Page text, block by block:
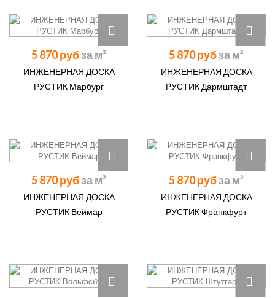
5 870 руб
ИНЖЕНЕРНАЯ ДОСКА
РУСТИК Марбург
5 870 руб
ИНЖЕНЕРНАЯ ДОСКА
РУСТИК Дармштадт
5 870 руб
ИНЖЕНЕРНАЯ ДОСКА
РУСТИК Веймар
5 870 руб
ИНЖЕНЕРНАЯ ДОСКА
РУСТИК Франкфурт